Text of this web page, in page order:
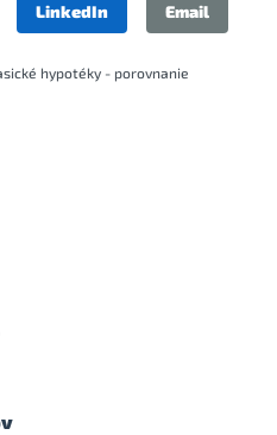
LinkedIn Email
hypotéky - porovnanie